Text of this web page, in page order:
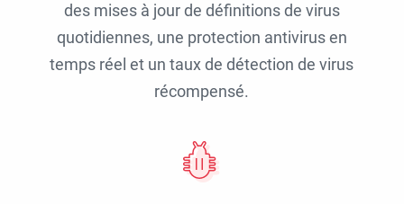
des mises à jour de définitions de virus
quotidiennes, une protection antivirus en
temps réel et un taux de détection de virus
récompensé.